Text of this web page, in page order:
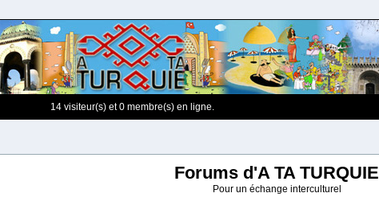
14 visiteur(s) et 0 membre(s) en ligne.
Forums d'A TA TURQUIE
Pour un échange interculturel